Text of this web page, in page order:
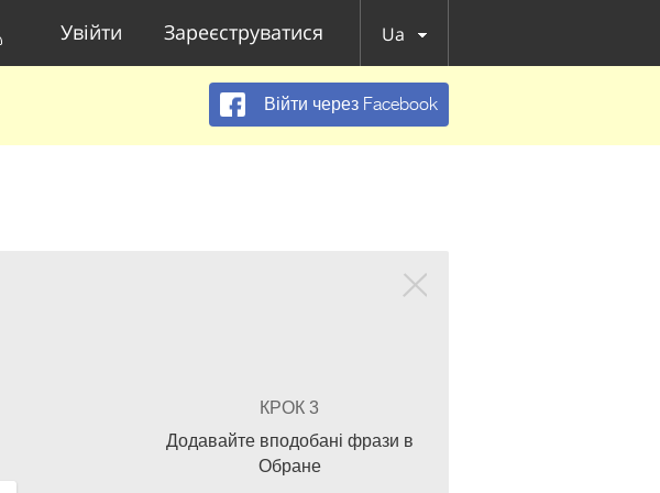
Увійти Зареєструватися Ua
Війти через Facebook
КРОК 3
Додавайте вподобані фрази в
Обране